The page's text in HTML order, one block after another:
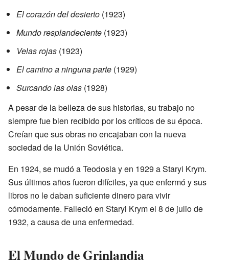
El corazón del desierto (1923)
Mundo resplandeciente (1923)
Velas rojas (1923)
El camino a ninguna parte (1929)
Surcando las olas (1928)
A pesar de la belleza de sus historias, su trabajo no
siempre fue bien recibido por los críticos de su época.
Creían que sus obras no encajaban con la nueva
sociedad de la Unión Soviética.
En 1924, se mudó a Teodosia y en 1929 a Staryi Krym.
Sus últimos años fueron difíciles, ya que enfermó y sus
libros no le daban suficiente dinero para vivir
cómodamente. Falleció en Staryi Krym el 8 de julio de
1932, a causa de una enfermedad.
El Mundo de Grinlandia